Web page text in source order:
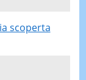
scoperta